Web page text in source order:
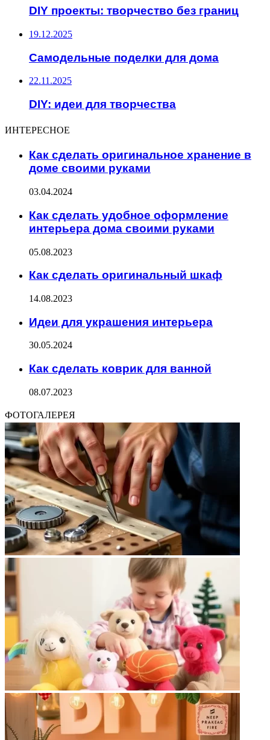
DIY проекты: творчество без границ
19.12.2025
Самодельные поделки для дома
22.11.2025
DIY: идеи для творчества
ИНТЕРЕСНОЕ
Как сделать оригинальное хранение в
доме своими руками
03.04.2024
Как сделать удобное оформление
интерьера дома своими руками
05.08.2023
Как сделать оригинальный шкаф
14.08.2023
Идеи для украшения интерьера
30.05.2024
Как сделать коврик для ванной
08.07.2023
ФОТОГАЛЕРЕЯ